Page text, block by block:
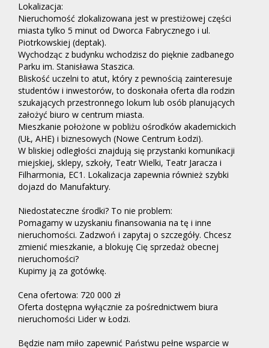
Lokalizacja:
Nieruchomość zlokalizowana jest w prestiżowej części
miasta tylko 5 minut od Dworca Fabrycznego i ul.
Piotrkowskiej (deptak).
Wychodząc z budynku wchodzisz do pięknie zadbanego
Parku im. Stanisława Staszica.
Bliskość uczelni to atut, który z pewnością zainteresuje
studentów i inwestorów, to doskonała oferta dla rodzin
szukających przestronnego lokum lub osób planujących
założyć biuro w centrum miasta.
Mieszkanie położone w pobliżu ośrodków akademickich
(UŁ, AHE) i biznesowych (Nowe Centrum Łodzi).
W bliskiej odległości znajdują się przystanki komunikacji
miejskiej, sklepy, szkoły, Teatr Wielki, Teatr Jaracza i
Filharmonia, EC1. Lokalizacja zapewnia również szybki
dojazd do Manufaktury.
Niedostateczne środki? To nie problem:
Pomagamy w uzyskaniu finansowania na tę i inne
nieruchomości. Zadzwoń i zapytaj o szczegóły. Chcesz
zmienić mieszkanie, a blokuję Cię sprzedaż obecnej
nieruchomości?
Kupimy ją za gotówkę.
Cena ofertowa: 720 000 zł
Oferta dostępna wyłącznie za pośrednictwem biura
nieruchomości Lider w Łodzi.
Będzie nam miło zapewnić Państwu pełne wsparcie w